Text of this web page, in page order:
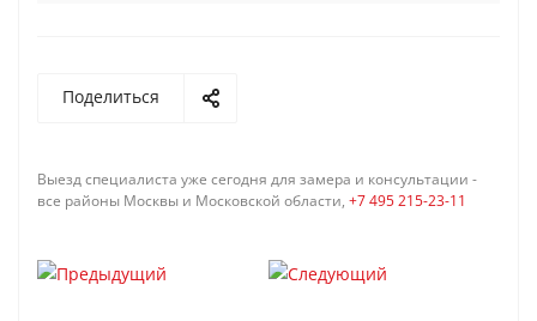
Поделиться
Выезд специалиста уже сегодня для замера и консультации -
все районы Москвы и Московской области, +7 495 215-23-11